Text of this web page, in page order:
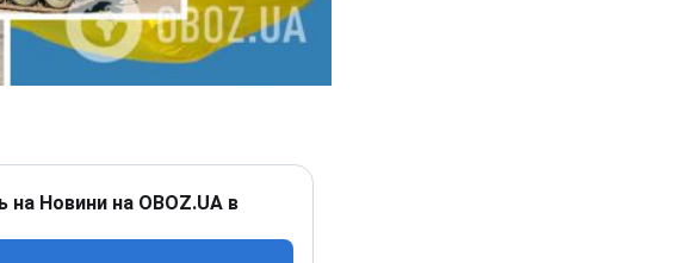
Новини на OBOZ.UA в